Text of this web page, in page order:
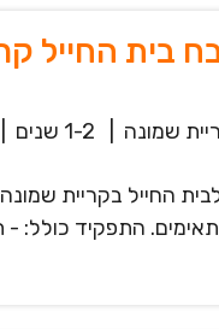
בית החייל
שמונה 1-2 שנים
החייל בקריית
התפקיד כולל: -